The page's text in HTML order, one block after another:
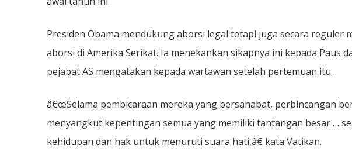
Presiden Obama mendukung aborsi legal tetapi juga secara reguler
aborsi di Amerika Serikat. Ia menekankan sikapnya ini kepada Paus
pejabat AS mengatakan kepada wartawan setelah pertemuan itu.
â€œSelama pembicaraan mereka yang bersahabat, perbincangan
menyangkut kepentingan semua yang memiliki tantangan besar …
kehidupan dan hak untuk menuruti suara hati,â€ kata Vatikan.